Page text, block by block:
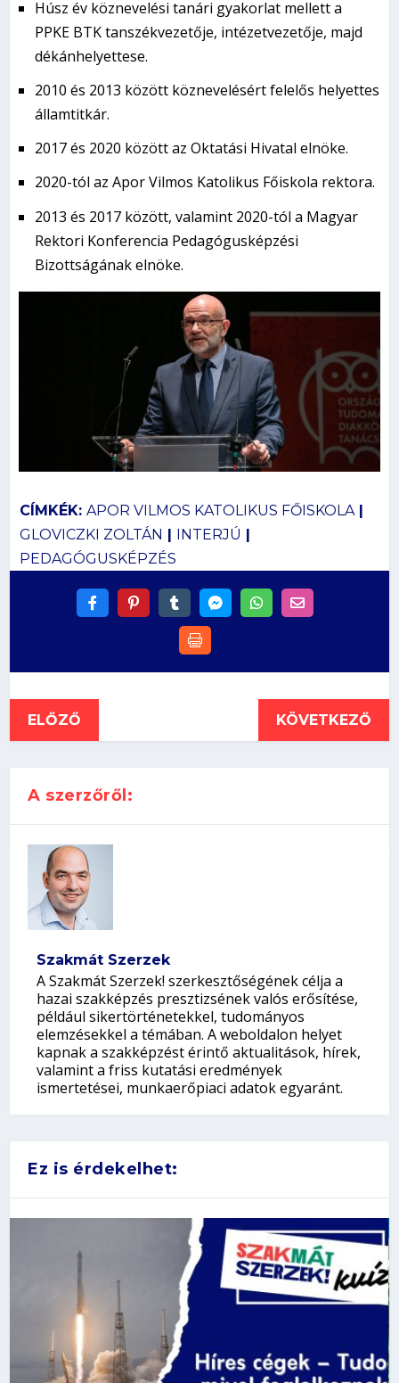
Húsz év köznevelési tanári gyakorlat mellett a
PPKE BTK tanszékvezetője, intézetvezetője, majd
dékánhelyettese.
2010 és 2013 között köznevelésért felelős helyettes
államtitkár.
2017 és 2020 között az Oktatási Hivatal elnöke.
2020-tól az Apor Vilmos Katolikus Főiskola rektora.
2013 és 2017 között, valamint 2020-tól a Magyar
Rektori Konferencia Pedagógusképzési
Bizottságának elnöke.
CÍMKÉK: APOR VILMOS KATOLIKUS FŐISKOLA|
GLOVICZKI ZOLTÁN
INTERJÚ
PEDAGÓGUSKÉPZÉS
ELŐZŐ KÖVETKEZŐ
A szerzőről:
Szakmát Szerzek
A Szakmát Szerzek! szerkesztőségének célja a
hazai szakképzés presztizsének valós erősítése,
például sikertörténetekkel, tudományos
elemzésekkel a témában. A weboldalon helyet
kapnak a szakképzést érintő aktualitások, hírek,
valamint a friss kutatási eredmények
ismertetései, munkaerőpiaci adatok egyaránt.
Ez is érdekelhet: